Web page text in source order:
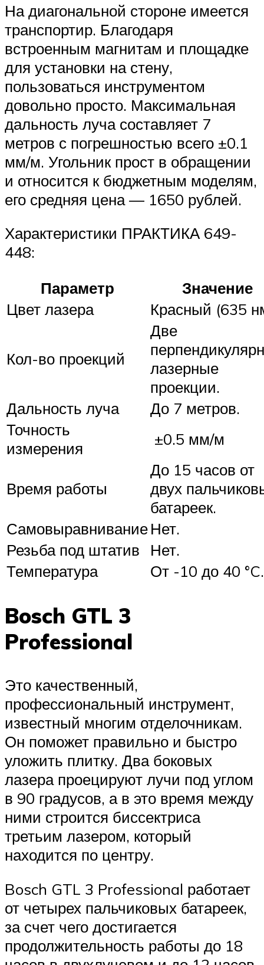
На диагональной стороне имеется
транспортир. Благодаря
встроенным магнитам и площадке
для установки на стену,
пользоваться инструментом
довольно просто. Максимальная
дальность луча составляет 7
метров с погрешностью всего ±0.1
мм/м. Угольник прост в обращении
и относится к бюджетным моделям,
его средняя цена — 1650 рублей.
Характеристики ПРАКТИКА 649-
448:
Параметр
Значение
Цвет лазера
Красный (635
Кол-во проекций
Две
лазерные
проекции.
Дальность луча
До 7 метров.
Точность
измерения
±0.5 мм/м
Время работы
До 15 часов от
двух
батареек.
СамовыравниваниеНет.
Резьба под штатив
Нет.
Температура
От -10 до 40 °C.
Bosch GTL 3
Professional
Это качественный,
профессиональный инструмент,
известный многим отделочникам.
Он поможет правильно и быстро
уложить плитку. Два боковых
лазера проецируют лучи под углом
в 90 градусов, а в это время между
ними строится биссектриса
третьим лазером, который
находится по центру.
Bosch GTL 3 Professional работает
от четырех пальчиковых батареек,
за счет чего достигается
продолжительность работы до 18